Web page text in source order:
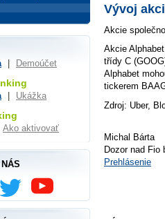
Vývoj
Akcie
Akcie
třídy C
Alphabet
tickerem
Zdroj: Uber,
Michal Bárta
Dozor nad Fio
Prehlásenie
Demoúčet
Ukážka
Ako aktivovať